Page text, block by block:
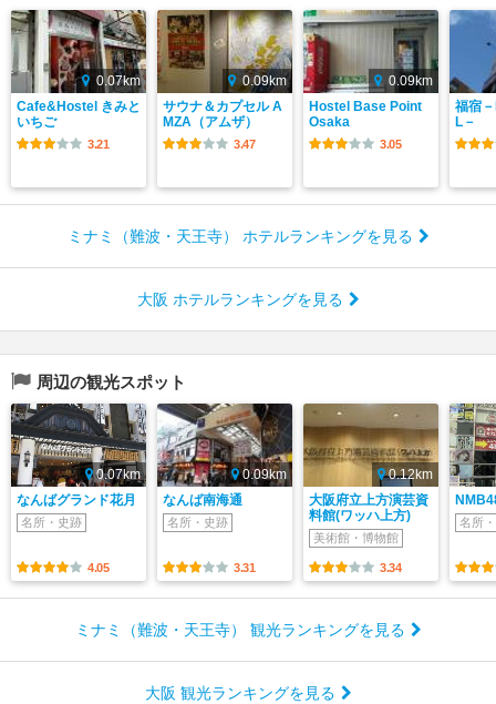
0.07km
Cafe&Hostel きみと
いちご
3.21
0.09km
サウナ＆カプセル A
MZA（アムザ）
3.47
0.09km
Hostel Base Point
Osaka
3.05
福宿
L－
ミナミ（難波・天王寺） ホテルランキングを見る
大阪 ホテルランキングを見る
周辺の観光スポット
0.07km
なんばグランド花月
名所・史跡
4.05
0.09km
なんば南海通
名所・史跡
3.31
0.12km
大阪府立上方演芸資
料館(ワッハ上方)
美術館・博物館
3.34
名所
ミナミ（難波・天王寺） 観光ランキングを見る
大阪 観光ランキングを見る